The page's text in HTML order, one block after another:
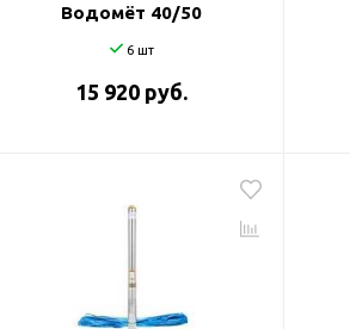
Водомёт 40/50
6 шт
15 920 руб.